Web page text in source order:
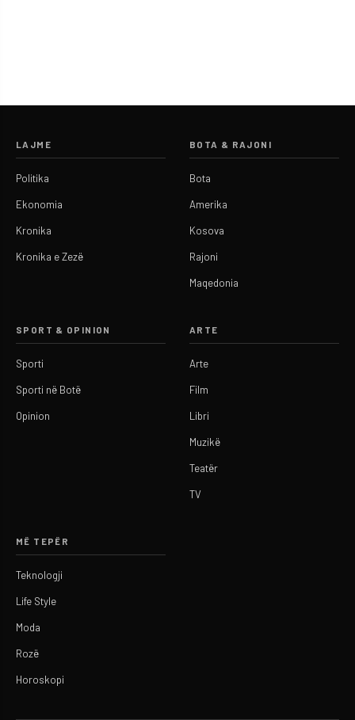
LAJME
Politika
Ekonomia
Kronika
Kronika e Zezë
BOTA & RAJONI
Bota
Amerika
Kosova
Rajoni
Maqedonia
SPORT & OPINION
Sporti
Sporti në Botë
Opinion
ARTE
Arte
Film
Libri
Muzikë
Teatër
TV
MË TEPËR
Teknologji
Life Style
Moda
Rozë
Horoskopi